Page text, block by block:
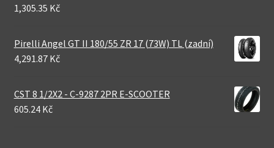
1,305.35 Kč
Pirelli Angel GT II 180/55 ZR 17 (73W) TL (zadní)
4,291.87 Kč
CST 8 1/2X2 - C-9287 2PR E-SCOOTER
605.24 Kč